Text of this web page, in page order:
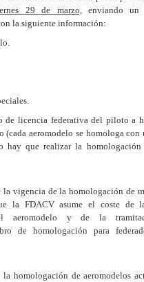
29 de marzo,
enviando un
la siguiente información:
de licencia federativa del piloto a
(cada aeromodelo se homologa con
hay que realizar la homologación
la vigencia de la homologación de
la FDACV asume el coste de
aeromodelo y de la
de homologación para
la homologación de aeromodelos